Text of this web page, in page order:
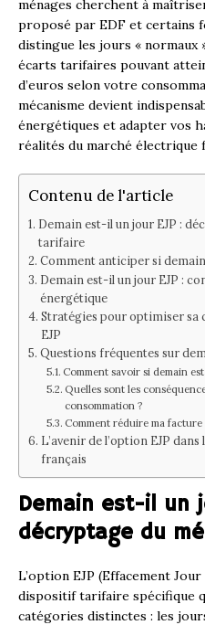
ménages cherchent à
proposé par EDF et certains
distingue les jours « normaux
écarts tarifaires pouvant
d’euros selon votre
mécanisme devient
énergétiques et adapter vos
réalités du marché électrique
Contenu de l'article
Demain est-il un jour EJP :
tarifaire
Comment anticiper si
Demain est-il un jour EJP :
énergétique
Stratégies pour optimiser sa
EJP
Questions fréquentes sur
Comment savoir si demain
Quelles sont les
consommation ?
Comment réduire ma facture
L’avenir de l’option EJP
français
Demain est-il un
décryptage du
L’option EJP (Effacement
dispositif tarifaire spécifique
catégories distinctes : les